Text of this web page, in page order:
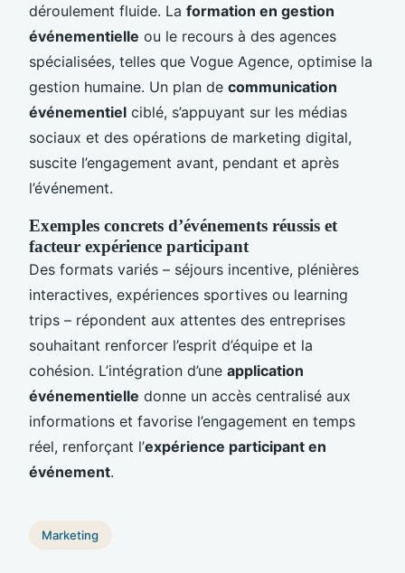
déroulement fluide. La formation en gestion
événementielle ou le recours à des agences
spécialisées, telles que Vogue Agence, optimise la
gestion humaine. Un plan de communication
événementiel ciblé, s’appuyant sur les médias
sociaux et des opérations de marketing digital,
suscite l’engagement avant, pendant et après
l’événement.
Exemples concrets d’événements réussis et
facteur expérience participant
Des formats variés – séjours incentive, plénières
interactives, expériences sportives ou learning
trips – répondent aux attentes des entreprises
souhaitant renforcer l’esprit d’équipe et la
cohésion. L’intégration d’une application
événementielle donne un accès centralisé aux
informations et favorise l’engagement en temps
réel, renforçant l’expérience participant en
événement.
Marketing